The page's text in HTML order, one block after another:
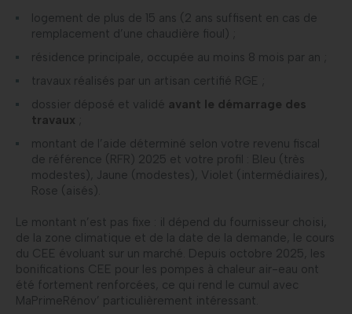
logement de plus de 15 ans (2 ans suffisent en cas de
remplacement d’une chaudière fioul) ;
résidence principale, occupée au moins 8 mois par an ;
travaux réalisés par un artisan certifié RGE ;
dossier déposé et validé avant le démarrage des
travaux
montant de l’aide déterminé selon votre revenu fiscal
de référence (RFR) 2025 et votre profil : Bleu (très
modestes), Jaune (modestes), Violet (intermédiaires),
Rose (aisés).
Le montant n’est pas fixe : il dépend du fournisseur choisi,
de la zone climatique et de la date de la demande, le cours
du CEE évoluant sur un marché. Depuis octobre 2025, les
bonifications CEE pour les pompes à chaleur air-eau ont
été fortement renforcées, ce qui rend le cumul avec
MaPrimeRénov’ particulièrement intéressant.